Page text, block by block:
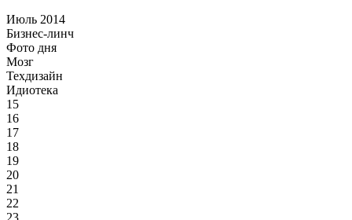
Июль 2014
Бизнес-линч
Фото дня
Мозг
Техдизайн
Идиотека
15
16
17
18
19
20
21
22
23